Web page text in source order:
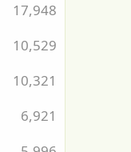
17,948
10,529
10,321
6,921